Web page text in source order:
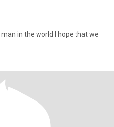
world I hope that we